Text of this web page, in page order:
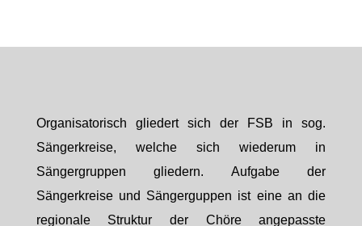
Organisatorisch gliedert sich der FSB in sog.
Sängerkreise, welche sich wiederum in
Sängergruppen gliedern. Aufgabe der
Sängerkreise und Sängerguppen ist eine an die
regionale Struktur der Chöre angepasste